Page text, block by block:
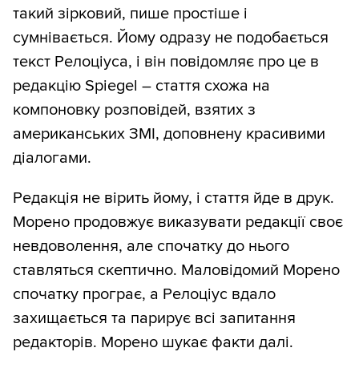
такий зірковий, пише простіше і
сумнівається. Йому одразу не подобається
текст Релоціуса, і він повідомляє про це в
редакцію Spiegel – стаття схожа на
компоновку розповідей, взятих з
американських ЗМІ, доповнену красивими
діалогами.
Редакція не вірить йому, і стаття йде в друк.
Морено продовжує виказувати редакції своє
невдоволення, але спочатку до нього
ставляться скептично. Маловідомий Морено
спочатку програє, а Релоціус вдало
захищається та парирує всі запитання
редакторів. Морено шукає факти далі.